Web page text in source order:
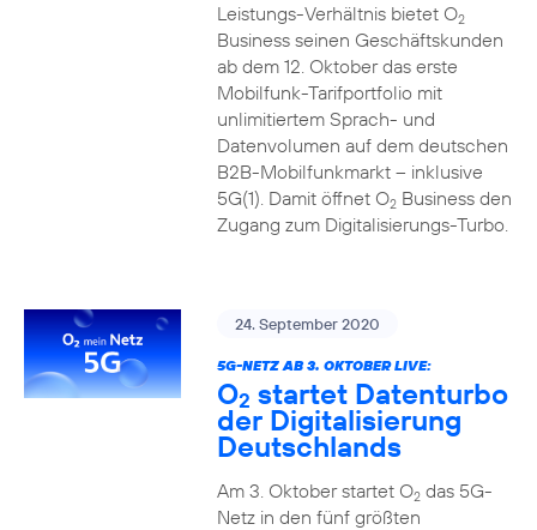
Leistungs-Verhältnis bietet O2
Business seinen Geschäftskunden
ab dem 12. Oktober das erste
Mobilfunk-Tarifportfolio mit
unlimitiertem Sprach- und
Datenvolumen auf dem deutschen
B2B-Mobilfunkmarkt – inklusive
5G(1). Damit öffnet O2Business den
Zugang zum Digitalisierungs-Turbo.
24. September 2020
5G-NETZ AB 3. OKTOBER LIVE:
O2 startet Datenturbo
der Digitalisierung
Deutschlands
Am 3. Oktober startet O2das 5G-
Netz in den fünf größten